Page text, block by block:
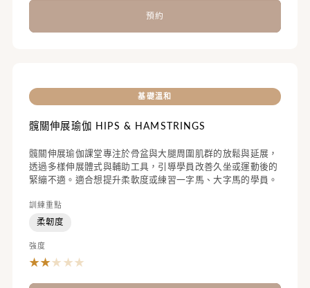
預約
基礎溫和
髖關伸展瑜伽 HIPS & HAMSTRINGS
髖關伸展瑜伽課堂專注於骨盆與大腿周圍肌群的放鬆與延展，
透過多樣伸展體式與輔助工具，引導學員改善久坐或運動後的
緊繃不適。適合想提升柔軟度或練習一字馬、大字馬的學員。
訓練重點
柔韌度
強度
★★★ ★★